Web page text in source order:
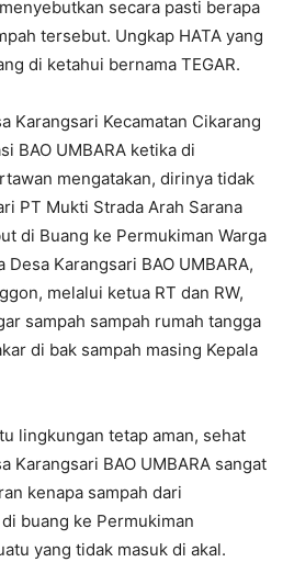
secara pasti berapa
tersebut. Ungkap HATA yang
di ketahui bernama TEGAR.
Karangsari Kecamatan Cikarang
BAO UMBARA ketika di
mengatakan, dirinya tidak
PT Mukti Strada Arah Sarana
di Buang ke Permukiman Warga
Karangsari BAO UMBARA,
melalui ketua RT dan RW,
sampah sampah rumah tangga
di bak sampah masing Kepala
lingkungan tetap aman, sehat
Karangsari BAO UMBARA sangat
kenapa sampah dari
buang ke Permukiman
yang tidak masuk di akal.